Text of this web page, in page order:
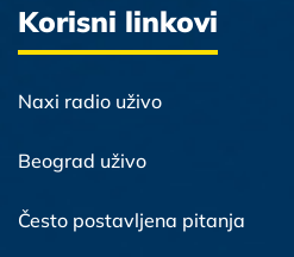
Korisni linkovi
Naxi radio uživo
Beograd uživo
Često postavljena pitanja